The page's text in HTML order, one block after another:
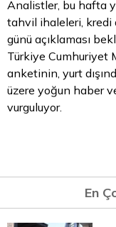
Analistler, bu hafta
tahvil ihaleleri, kredi
günü açıklaması
Türkiye Cumhuriyet
anketinin, yurt
üzere yoğun haber
vurguluyor.
En